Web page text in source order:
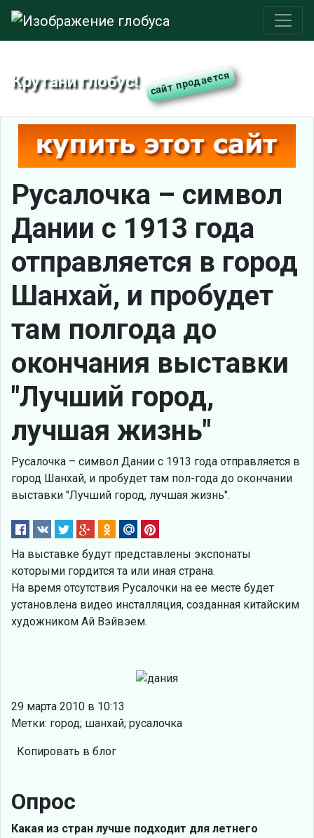
Крутани глобус!
Русалочка – символ
Дании с 1913 года
отправляется в город
Шанхай, и пробудет
там полгода до
окончания выставки
"Лучший город,
лучшая жизнь"
Русалочка – символ Дании с 1913 года отправляется в
город Шанхай, и пробудет там пол-года до окончании
выставки "Лучший город, лучшая жизнь".
На выставке будут представлены экспонаты
которыми гордится та или иная страна.
На время отсутствия Русалочки на ее месте будет
установлена видео инсталляция, созданная китайским
художником Ай Вэйвэем.
29 марта 2010 в 10:13
Метки: город; шанхай; русалочка
Копировать в блог
Опрос
Какая из стран лучше подходит для летнего